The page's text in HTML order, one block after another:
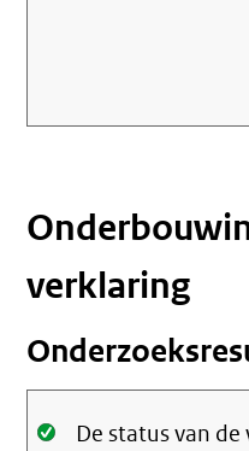
verklaring
Oké.
De status van de